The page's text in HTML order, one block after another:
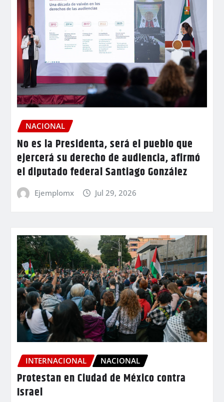
NACIONAL
No es la Presidenta, será el pueblo que
ejercerá su derecho de audiencia, afirmó
el diputado federal Santiago González
Ejemplomx Jul 29, 2026
INTERNACIONAL NACIONAL
Protestan en Ciudad de México contra
Israel